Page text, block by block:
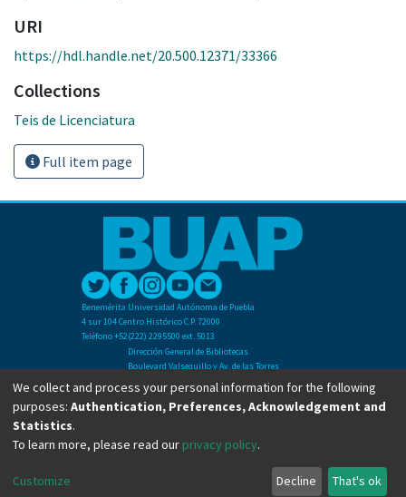
URI
https://hdl.handle.net/20.500.12371/33366
Collections
Teis de Licenciatura
Full item page
Benemérita Universidad Autónoma de Puebla
4 sur 104 Centro Histórico C.P. 72000
Teléfono +52(222) 2295500 ext. 5013
Dirección General de Bibliotecas
Boulevard Valsequillo y Av. de las Torres
Ciudad Universitaria. Col. San Manuel
C.P. 72570
Teléfono +52 (222) 2295500 Ext 2901
Copyright © Dirección General de Bibliotecas - BUAP 2024. All right reserved.
We collect and process your personal information for the following
purposes: Authentication, Preferences, Acknowledgement and
Statistics.
To learn more, please read our privacy policy.
Customize Decline That's ok